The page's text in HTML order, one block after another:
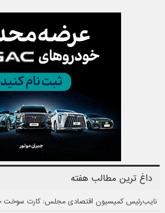
داغ ترین مطالب هفته
نایب‌رئیس کمیسیون اقتصادی مجلس: کارت سوخت